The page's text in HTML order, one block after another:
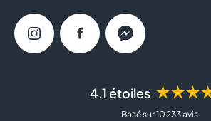
4.1 étoiles
Basé sur 10 233 avis
InstagramFacebookMessenger